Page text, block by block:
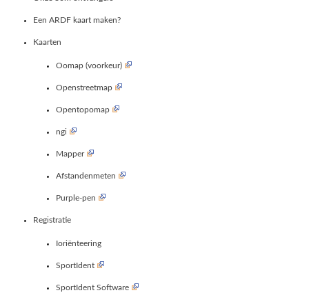
Een ARDF kaart maken?
Kaarten
Oomap (voorkeur)
Openstreetmap
Opentopomap
ngi
Mapper
Afstandenmeten
Purple-pen
Registratie
Ioriënteering
SportIdent
SportIdent Software